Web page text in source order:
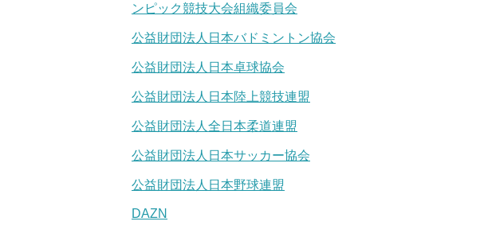
ンピック競技大会組織委員会
公益財団法人日本バドミントン協会
公益財団法人日本卓球協会
公益財団法人日本陸上競技連盟
公益財団法人全日本柔道連盟
公益財団法人日本サッカー協会
公益財団法人日本野球連盟
DAZN